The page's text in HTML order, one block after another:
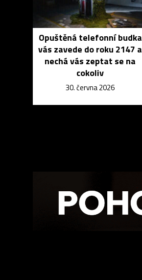
Opuštěná telefonní budka
vás zavede do roku 2147 a
nechá vás zeptat se na
cokoliv
30. června 2026